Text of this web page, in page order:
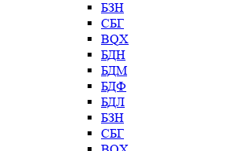
БЗН
СБГ
BQX
БДН
БДМ
БДФ
БДЛ
БЗН
СБГ